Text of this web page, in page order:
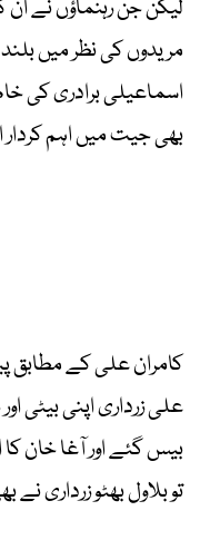
لیکن جن رہنماؤں نے ان
مریدوں کی نظر میں
اسماعیلی برادری کی
بھی جیت میں اہم کردار
کامران علی کے مطابق
علی زرداری اپنی بیٹی
بیس گئے اور آغا خان
تو بلاول بھٹو زرداری نے